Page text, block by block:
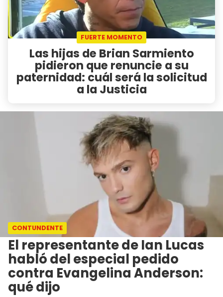
FUERTE MOMENTO
Las hijas de Brian Sarmiento
pidieron que renuncie a su
paternidad: cuál será la solicitud
a la Justicia
CONTUNDENTE
El representante de Ian Lucas
habló del especial pedido
contra Evangelina Anderson:
qué dijo